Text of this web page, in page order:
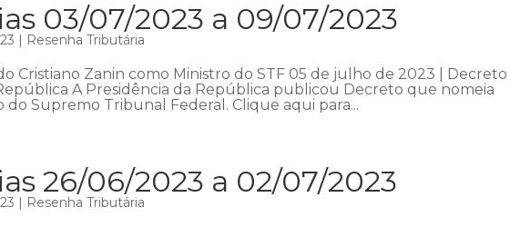
03/07/2023 a 09/07/2023
| Resenha Tributária
Cristiano Zanin como Ministro do STF 05 de julho de 2023 | Decreto
A Presidência da República publicou Decreto que nomeia
do Supremo Tribunal Federal. Clique aqui para...
26/06/2023 a 02/07/2023
| Resenha Tributária